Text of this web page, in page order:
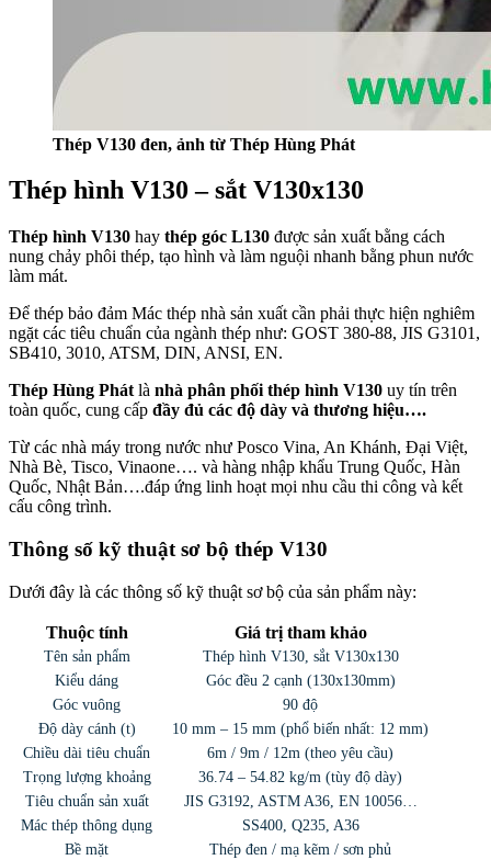
Thép V130 đen, ảnh từ Thép Hùng Phát
Thép hình V130 – sắt V130x130
Thép hình V130 hay thép góc L130 được sản xuất bằng cách
nung chảy phôi thép, tạo hình và làm nguội nhanh bằng phun nước
làm mát.
Để thép bảo đảm Mác thép nhà sản xuất cần phải thực hiện nghiêm
ngặt các tiêu chuẩn của ngành thép như: GOST 380-88, JIS G3101,
SB410, 3010, ATSM, DIN, ANSI, EN.
Thép Hùng Phát là nhà phân phối thép hình V130 uy tín trên
toàn quốc, cung cấp đầy đủ các độ dày và thương hiệu….
Từ các nhà máy trong nước như Posco Vina, An Khánh, Đại Việt,
Nhà Bè, Tisco, Vinaone…. và hàng nhập khẩu Trung Quốc, Hàn
Quốc, Nhật Bản….đáp ứng linh hoạt mọi nhu cầu thi công và kết
cấu công trình.
Thông số kỹ thuật sơ bộ thép V130
Dưới đây là các thông số kỹ thuật sơ bộ của sản phẩm này:
Thuộc tính Giá trị tham khảo
Tên sản phẩm
Thép hình V130, sắt V130x130
Kiểu dáng
Góc đều 2 cạnh (130x130mm)
Góc vuông
90 độ
Độ dày cánh (t)
10 mm – 15 mm (phổ biến nhất: 12 mm)
Chiều dài tiêu chuẩn
6m / 9m / 12m (theo yêu cầu)
Trọng lượng khoảng
36.74 – 54.82 kg/m (tùy độ dày)
Tiêu chuẩn sản xuất
JIS G3192, ASTM A36, EN 10056…
Mác thép thông dụng
SS400, Q235, A36
Bề mặt
Thép đen / mạ kẽm / sơn phủ